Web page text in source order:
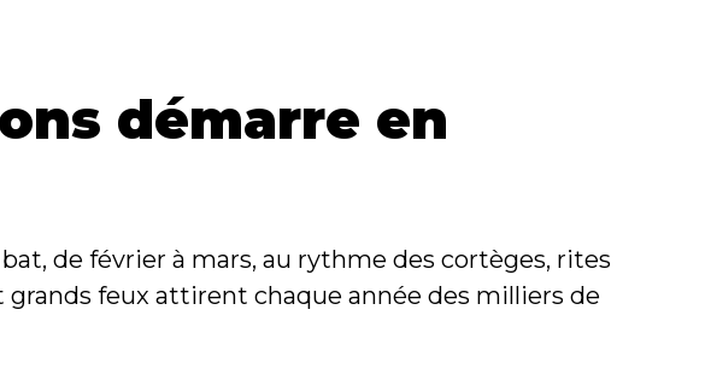
démarre en
de février à mars, au rythme des cortèges, rites
feux attirent chaque année des milliers de